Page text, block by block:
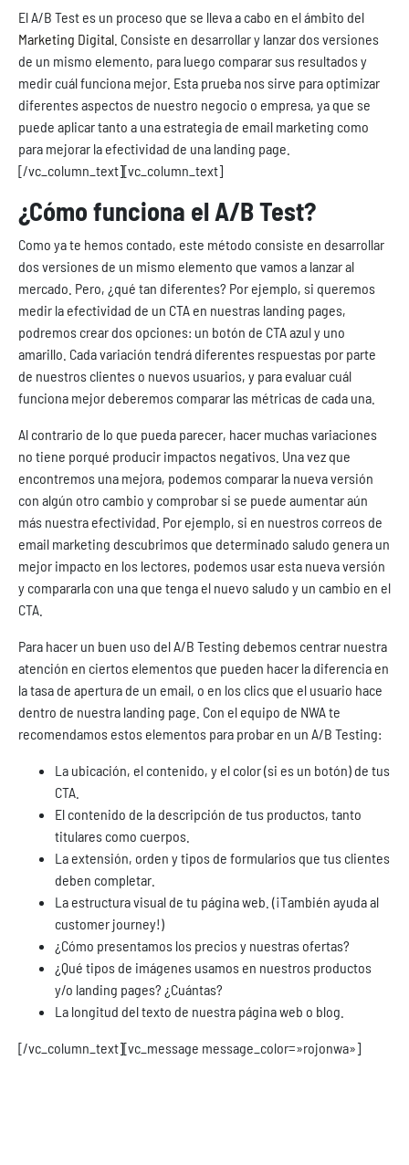
El A/B Test es un proceso que se lleva a cabo en el ámbito del
Marketing Digital. Consiste en desarrollar y lanzar dos versiones
de un mismo elemento, para luego comparar sus resultados y
medir cuál funciona mejor. Esta prueba nos sirve para optimizar
diferentes aspectos de nuestro negocio o empresa, ya que se
puede aplicar tanto a una estrategia de email marketing como
para mejorar la efectividad de una landing page.
[/vc_column_text][vc_column_text]
¿Cómo funciona el A/B Test?
Como ya te hemos contado, este método consiste en desarrollar
dos versiones de un mismo elemento que vamos a lanzar al
mercado. Pero, ¿qué tan diferentes? Por ejemplo, si queremos
medir la efectividad de un CTA en nuestras landing pages,
podremos crear dos opciones: un botón de CTA azul y uno
amarillo. Cada variación tendrá diferentes respuestas por parte
de nuestros clientes o nuevos usuarios, y para evaluar cuál
funciona mejor deberemos comparar las métricas de cada una.
Al contrario de lo que pueda parecer, hacer muchas variaciones
no tiene porqué producir impactos negativos. Una vez que
encontremos una mejora, podemos comparar la nueva versión
con algún otro cambio y comprobar si se puede aumentar aún
más nuestra efectividad. Por ejemplo, si en nuestros correos de
email marketing descubrimos que determinado saludo genera un
mejor impacto en los lectores, podemos usar esta nueva versión
y compararla con una que tenga el nuevo saludo y un cambio en el
CTA.
Para hacer un buen uso del A/B Testing debemos centrar nuestra
atención en ciertos elementos que pueden hacer la diferencia en
la tasa de apertura de un email, o en los clics que el usuario hace
dentro de nuestra landing page. Con el equipo de NWA te
recomendamos estos elementos para probar en un A/B Testing:
La ubicación, el contenido, y el color (si es un botón) de tus
CTA.
El contenido de la descripción de tus productos, tanto
titulares como cuerpos.
La extensión, orden y tipos de formularios que tus clientes
deben completar.
La estructura visual de tu página web. (¡También ayuda al
customer journey!)
¿Cómo presentamos los precios y nuestras ofertas?
¿Qué tipos de imágenes usamos en nuestros productos
y/o landing pages? ¿Cuántas?
La longitud del texto de nuestra página web o blog.
[/vc_column_text][vc_message message_color=»rojonwa»]